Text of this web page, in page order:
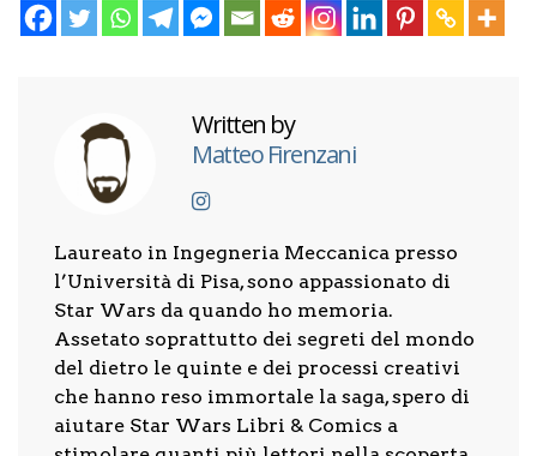
Written by
Matteo Firenzani
Laureato in Ingegneria Meccanica presso
l’Università di Pisa, sono appassionato di
Star Wars da quando ho memoria.
Assetato soprattutto dei segreti del mondo
del dietro le quinte e dei processi creativi
che hanno reso immortale la saga, spero di
aiutare Star Wars Libri & Comics a